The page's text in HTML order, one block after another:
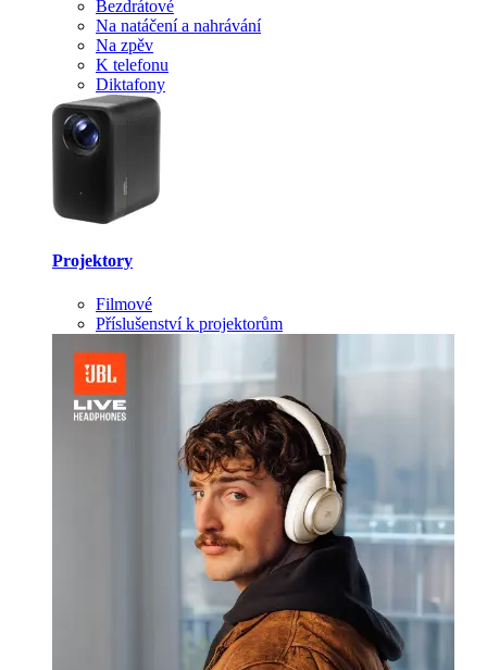
Bezdrátové
Na natáčení a nahrávání
Na zpěv
K telefonu
Diktafony
Projektory
Filmové
Příslušenství k projektorům